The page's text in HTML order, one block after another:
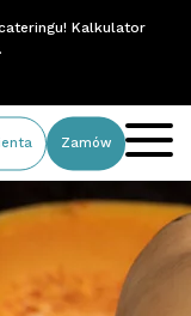
Kalkulator
Zamów